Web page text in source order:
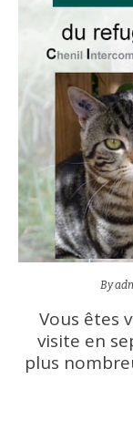
By
Vous êtes
visite en
plus